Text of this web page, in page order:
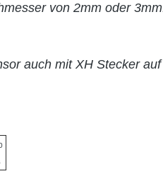
von 2mm oder
auch mit XH Stecker auf